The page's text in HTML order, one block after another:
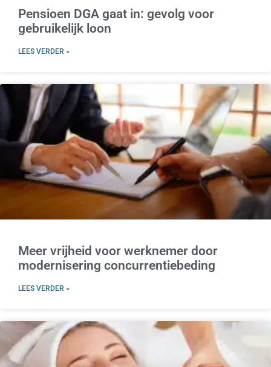
Pensioen DGA gaat in: gevolg voor
gebruikelijk loon
LEES VERDER »
Meer vrijheid voor werknemer door
modernisering concurrentiebeding
LEES VERDER »